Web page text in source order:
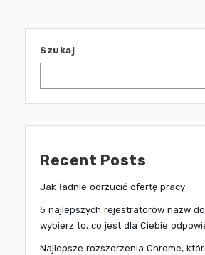
Szukaj
Recent Posts
Jak ładnie odrzucić ofertę pracy
5 najlepszych rejestratorów nazw
wybierz to, co jest dla Ciebie
Najlepsze rozszerzenia Chrome,